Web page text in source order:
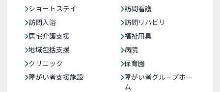
ショートステイ
訪問看護
訪問入浴
訪問リハビリ
居宅介護支援
福祉用具
地域包括支援
病院
クリニック
保育園
障がい者支援施設
障がい者グループホー
ム